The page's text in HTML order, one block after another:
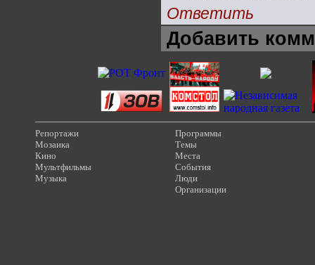
Ответить
Добавить
Репортажи
Мозаика
Кино
Мультфильмы
Музыка
Программы
Темы
Места
События
Люди
Организации